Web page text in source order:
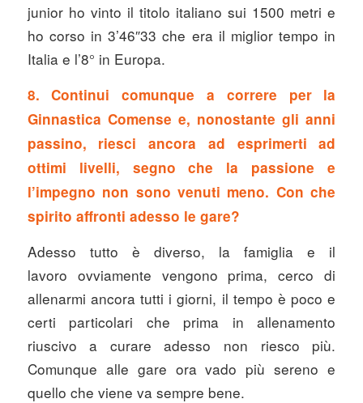
junior ho vinto il titolo italiano sui 1500 metri e
ho corso in 3’46″33 che era il miglior tempo in
Italia e l’8° in Europa.
8. Continui comunque a correre per la
Ginnastica Comense e, nonostante gli anni
passino, riesci ancora ad esprimerti ad
ottimi livelli, segno che la passione e
l’impegno non sono venuti meno. Con che
spirito affronti adesso le gare?
Adesso tutto è diverso, la famiglia e il
lavoro ovviamente vengono prima, cerco di
allenarmi ancora tutti i giorni, il tempo è poco e
certi particolari che prima in allenamento
riuscivo a curare adesso non riesco più.
Comunque alle gare ora vado più sereno e
quello che viene va sempre bene.